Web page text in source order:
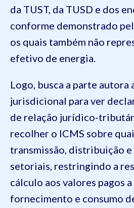
da TUST, da TUSD e dos
conforme demonstrado
os quais também não
efetivo de energia.
Logo, busca a parte autora
jurisdicional para ver
de relação jurídico-
recolher o ICMS sobre
transmissão, distribuição e
setoriais, restringindo a
cálculo aos valores pagos
fornecimento e consumo